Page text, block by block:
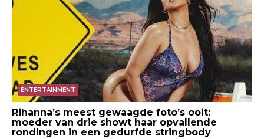
ENTERTAINMENT
Rihanna’s meest gewaagde foto’s ooit:
moeder van drie showt haar opvallende
rondingen in een gedurfde stringbody